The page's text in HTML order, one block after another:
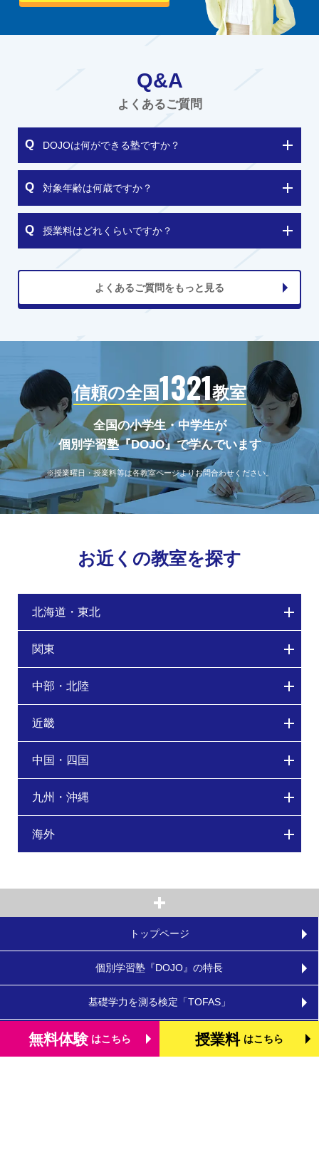
Q&A
よくあるご質問
DOJOは何ができる塾ですか？
対象年齢は何歳ですか？
授業料はどれくらいですか？
よくあるご質問をもっと見る
信頼の全国1321教室
全国の小学生・中学生が
個別学習塾『DOJO』で学んでいます
※授業曜日・授業料等は各教室ページよりお問合わせください。
お近くの教室を探す
北海道・東北
関東
中部・北陸
近畿
中国・四国
九州・沖縄
海外
トップページ
個別学習塾『DOJO』の特長
基礎学力を測る検定「TOFAS」
小学生のタブレット学習
無料体験 はこちら 授業料 はこちら